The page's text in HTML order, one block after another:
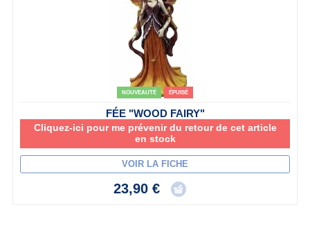
NOUVEAUTÉ ÉPUISÉ
FÉE "WOOD FAIRY"
Cliquez-ici pour me prévenir du retour de cet article
en stock
VOIR LA FICHE
23,90 €